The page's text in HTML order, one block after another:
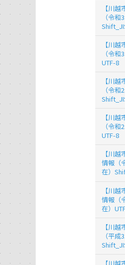
【川
（令和
【川
（令和
UTF-8
【川
（令和
【川
（令和
UTF-8
【川
情報（
在）
【川
情報（
在）
【川
（平成